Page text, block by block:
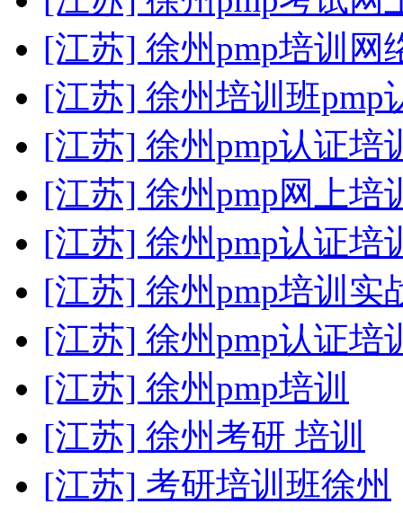
[江苏] 徐州pmp培训网
[江苏] 徐州培训班pmp
[江苏] 徐州pmp认证培
[江苏] 徐州pmp网上培
[江苏] 徐州pmp认证培
[江苏] 徐州pmp培训实
[江苏] 徐州pmp认证培
[江苏] 徐州pmp培训
[江苏] 徐州考研 培训
[江苏] 考研培训班徐州